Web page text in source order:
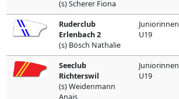
(s) Scherer Fiona
Ruderclub
Erlenbach 2
(s) Bösch Nathalie
Juniorinnen
U19
Seeclub
Richterswil
(s) Weidenmann
Anais
Juniorinnen
U19